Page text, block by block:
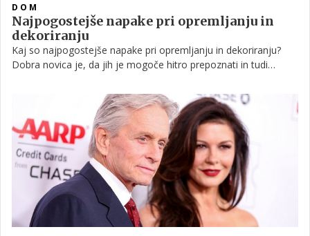
DOM
Najpogostejše napake pri opremljanju in
dekoriranju
Kaj so najpogostejše napake pri opremljanju in dekoriranju?
Dobra novica je, da jih je mogoče hitro prepoznati in tudi